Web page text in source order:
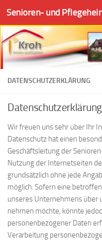
Zum Inhalt springen
Senioren- und
DATENSCHUTZERKLÄRUNG
Datenschutzerklärung
Wir freuen uns sehr über Ihr
Datenschutz hat einen
Geschäftsleitung der
Nutzung der Internetseiten
grundsätzlich ohne jede
möglich. Sofern eine
unseres Unternehmens über
nehmen möchte, könnte
personenbezogener Daten
Verarbeitung